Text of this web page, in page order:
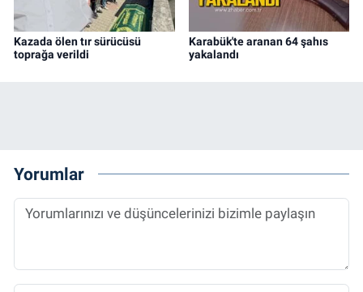
Kazada ölen tır sürücüsü
toprağa verildi
Karabük'te aranan 64 şahıs
yakalandı
Yorumlar